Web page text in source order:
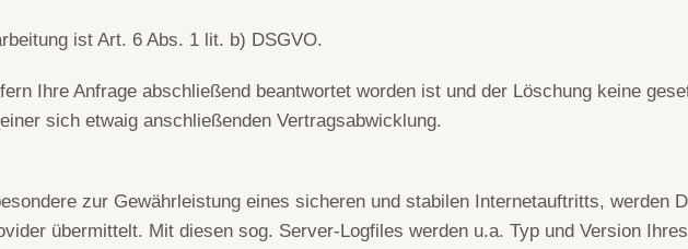
ist Art. 6 Abs. 1 lit. b) DSGVO.
Ihre Anfrage abschließend beantwortet worden ist und der Löschung keine
sich etwaig anschließenden Vertragsabwicklung.
zur Gewährleistung eines sicheren und stabilen Internetauftritts, werden
übermittelt. Mit diesen sog. Server-Logfiles werden u.a. Typ und Version